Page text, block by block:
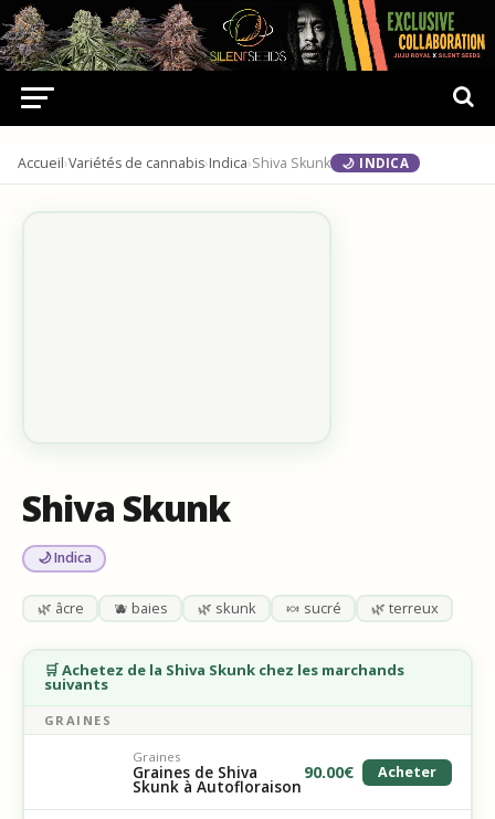
Accueil›Variétés de cannabis›Indica›Shiva Skunk 🌙 INDICA
Shiva Skunk
🌙 Indica
🌿 âcre 🫐 baies 🌿 skunk 🍬 sucré 🌿 terreux
🛒 Achetez de la Shiva Skunk chez les marchands
suivants
GRAINES
Graines
Graines de Shiva
Skunk à Autofloraison
90.00€ Acheter